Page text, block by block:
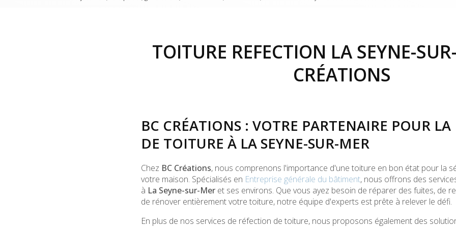
TOITURE REFECTION LA SEYNE-
CRÉATIONS
BC CRÉATIONS : VOTRE PARTENAIRE POUR
DE TOITURE À LA SEYNE-SUR-MER
Chez BC Créations, nous comprenons l'importance d'une toiture en bon état pour la
votre maison. Spécialisés en Entreprise générale du bâtiment, nous offrons des
à La Seyne-sur-Mer et ses environs. Que vous ayez besoin de réparer des fuites, de
de rénover entièrement votre toiture, notre équipe d'experts est prête à relever le défi.
En plus de nos services de réfection de toiture, nous proposons également des